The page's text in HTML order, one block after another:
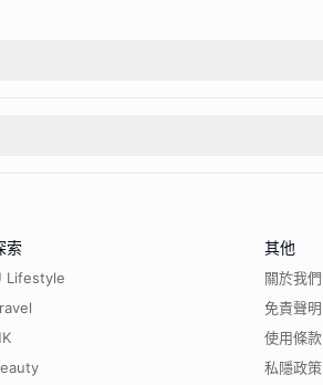
索
Lifestyle
其他
關於我們
免責聲明
使用條款
私隱政策